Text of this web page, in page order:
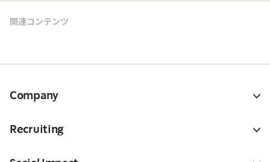
関連コンテンツ
Company
Recruiting